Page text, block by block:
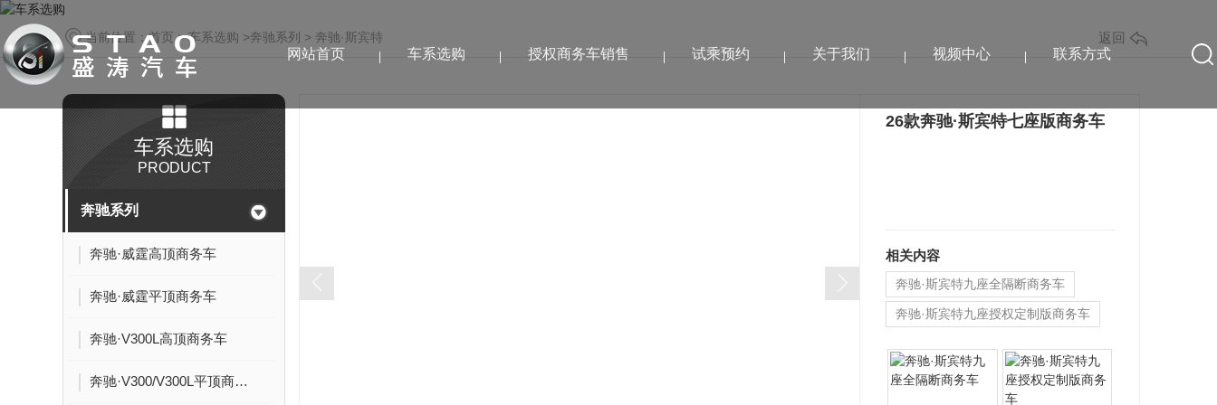
网站首页 车系选购 授权商务车销售 试乘预约 关于我们 视频中心 联系方式
当前位置：首页>车系选购 >奔驰系列 > 奔驰·斯宾特 返回
车系选购
PRODUCT
奔驰系列
奔驰·威霆高顶商务车
奔驰·威霆平顶商务车
奔驰·V300L高顶商务车
奔驰·V300/V300L平顶商务车
26款奔驰·斯宾特七座版商务车
相关内容
奔驰·斯宾特九座全隔断商务车
奔驰·斯宾特九座授权定制版商务车